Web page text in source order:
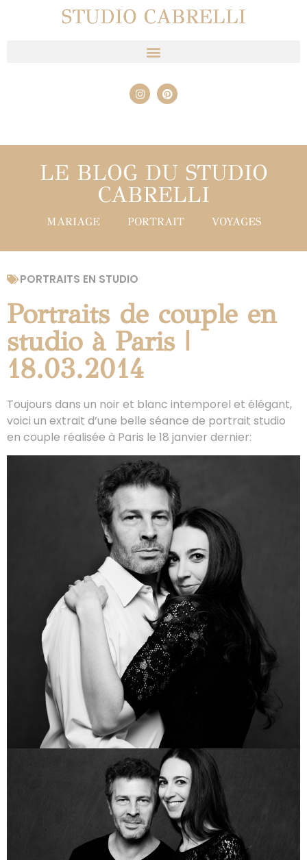
STUDIO CABRELLI
LE BLOG DU STUDIO
CABRELLI
MARIAGE PORTRAIT VOYAGES
PORTRAITS EN STUDIO
Portraits de couple en
studio à Paris |
18.03.2014
Toujours dans un noir et blanc intemporel et élégant,
voici un extrait d’une belle séance de portrait studio
en couple réalisée à Paris le 18 janvier dernier: